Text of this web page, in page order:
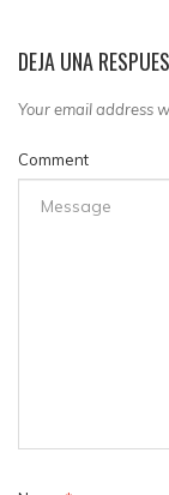
DEJA UNA
Your email address
Comment